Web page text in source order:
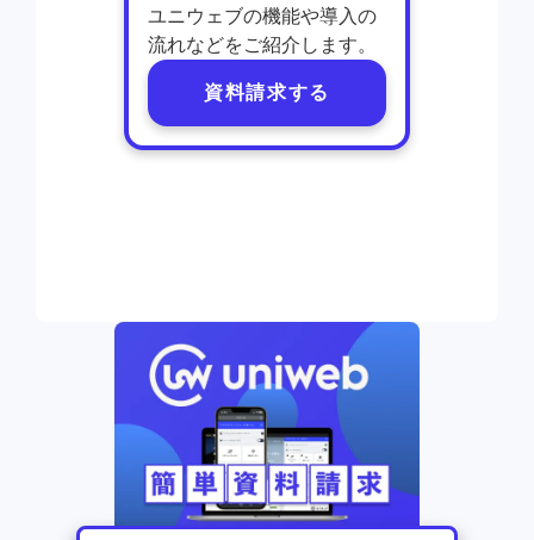
ユニウェブの機能や導入の
流れなどをご紹介します。
資料請求する